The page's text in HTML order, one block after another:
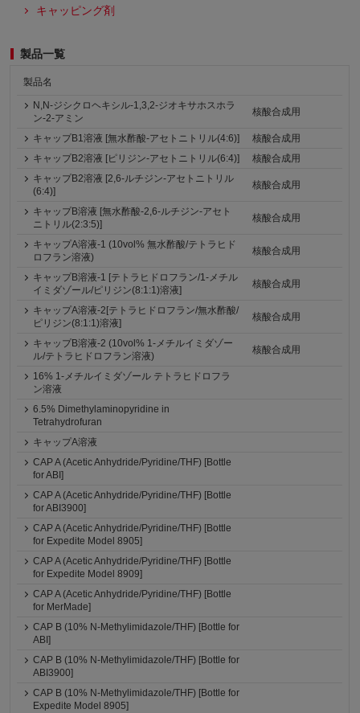
キャッピング剤
製品一覧
製品名
N,N-ジシクロヘキシル-1,3,2-ジオキサホスホラ
ン-2-アミン
核酸合成用
キャップB1溶液 [無水酢酸-アセトニトリル(4:6)]
核酸合成用
キャップB2溶液 [ピリジン-アセトニトリル(6:4)]
核酸合成用
キャップB2溶液 [2,6-ルチジン-アセトニトリル
(6:4)]
核酸合成用
キャップB溶液 [無水酢酸-2,6-ルチジン-アセト
ニトリル(2:3:5)]
核酸合成用
キャップA溶液-1 (10vol% 無水酢酸/テトラヒド
ロフラン溶液)
核酸合成用
キャップB溶液-1 [テトラヒドロフラン/1-メチル
イミダゾール/ピリジン(8:1:1)溶液]
核酸合成用
キャップA溶液-2[テトラヒドロフラン/無水酢酸/
ピリジン(8:1:1)溶液]
核酸合成用
キャップB溶液-2 (10vol% 1-メチルイミダゾー
ル/テトラヒドロフラン溶液)
核酸合成用
16% 1-メチルイミダゾール テトラヒドロフラ
ン溶液
6.5% Dimethylaminopyridine in
Tetrahydrofuran
キャップA溶液
CAP A (Acetic Anhydride/Pyridine/THF) [Bottle
for ABI]
CAP A (Acetic Anhydride/Pyridine/THF) [Bottle
for ABI3900]
CAP A (Acetic Anhydride/Pyridine/THF) [Bottle
for Expedite Model 8905]
CAP A (Acetic Anhydride/Pyridine/THF) [Bottle
for Expedite Model 8909]
CAP A (Acetic Anhydride/Pyridine/THF) [Bottle
for MerMade]
CAP B (10% N-Methylimidazole/THF) [Bottle for
ABI]
CAP B (10% N-Methylimidazole/THF) [Bottle for
ABI3900]
CAP B (10% N-Methylimidazole/THF) [Bottle for
Expedite Model 8905]